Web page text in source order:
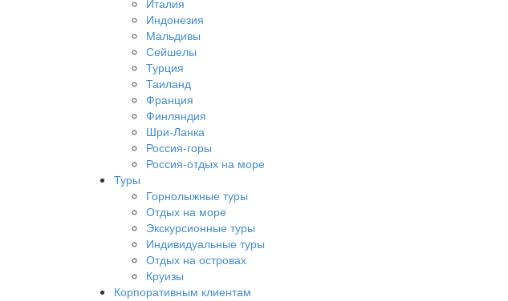
Италия
Индонезия
Мальдивы
Сейшелы
Турция
Таиланд
Франция
Финляндия
Шри-Ланка
Россия-горы
Россия-отдых на море
Туры
Горнолыжные туры
Отдых на море
Экскурсионные туры
Индивидуальные туры
Отдых на островах
Круизы
Корпоративным клиентам